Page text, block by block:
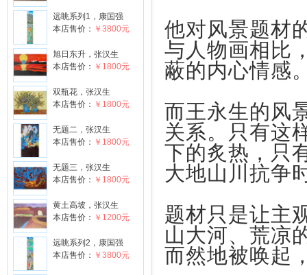
远眺系列1，康国强
本店售价： ￥3800元
旭日东升，张汉生
本店售价： ￥1800元
双瓶花，张汉生
本店售价： ￥1800元
无题二，张汉生
本店售价： ￥1800元
无题三，张汉生
本店售价： ￥1800元
黄土高坡，张汉生
本店售价： ￥1200元
远眺系列2，康国强
本店售价： ￥3800元
他对风景题材
与人物画相比
蔽的内心情感
而王永生的风
关系。只有这
下的炙热，只
大地山川抗争
题材只是让主
山大河、荒凉
而然地被唤起